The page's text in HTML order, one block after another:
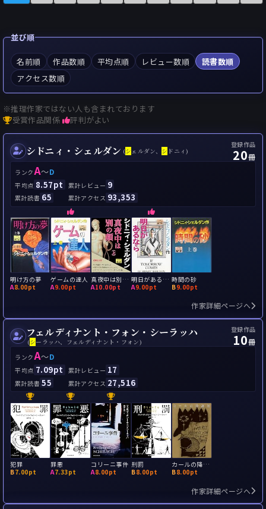
並び順
名前順 作品数順 平均点順 レビュー数順
読書数順
アクセス数順
※推理作家ではない人も含まれております
受賞作品関係
評判がよい
シドニィ・シェルダン (シ ェルダン、 シ ドニィ)
登録作品
20冊
ランクA～D
平均点 8.57pt 累計レビュー 9
累計読書 65 累計アクセス 93,353
明け方の夢
A8.00pt
ゲームの達人
A9.00pt
真夜中は別の顔
A10.00pt
明日があるなら
A9.00pt
時間の砂
B9.00pt
作家詳細ページへ
フェルディナント・フォン・シーラッハ
(シーラッハ、フェルディナント・フォン)
登録作品
10冊
ランクA～D
平均点 7.09pt 累計レビュー 17
累計読書 55 累計アクセス 27,516
犯罪
B7.00pt
罪悪
A7.33pt
コリーニ事件
A8.00pt
刑罰
B8.00pt
カールの降誕祭
B8.00pt
作家詳細ページへ